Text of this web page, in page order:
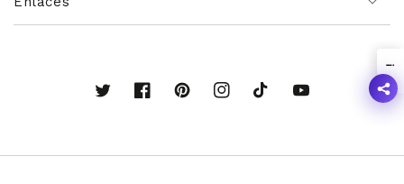
TwitterFacebookPinterestInstagramTikTok YouTube
!